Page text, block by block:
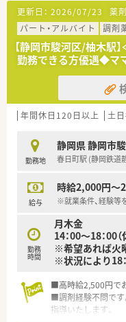
更新日： 2026/07/23 薬
パート・アルバイト
調剤
【静岡市駿河区/柚木
勤務できる方優遇◆マ
年間休日120日以上 土
勤務地
静岡県 静岡市
春日町駅 (静岡鉄道
給与
時給2,000円～
※就業条件、経験等
勤務
時間
月木金
14：00～18：00
※希望あれば火
※状況により18
■高時給2,500円で
■調剤経験不問です
指導いたします。